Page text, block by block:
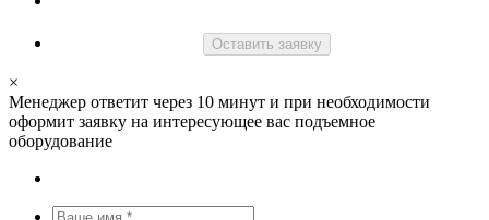
Оставить заявку
×
Менеджер ответит через 10 минут и при необходимости
оформит заявку на интересующее вас подъемное
оборудование